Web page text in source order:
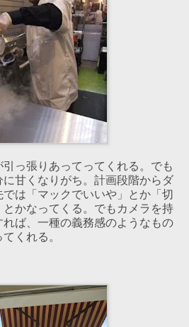
っ張りあってってくれる。でも
に甘くなりがち。計画段階からダ
は「マックでいいや」とか「切
かなってくる。でもカメラを持
ば、一種の義務感のようなもの
くれる。